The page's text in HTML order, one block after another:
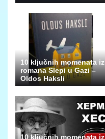
10 ključnih momenata iz
romana Slepi u Gazi –
Oldos Haksli
10 ključnih momenata iz